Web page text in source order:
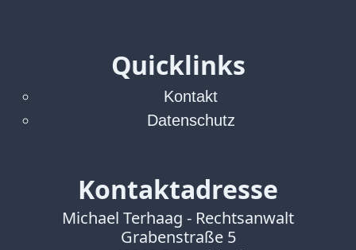
Quicklinks
Kontakt
Datenschutz
Kontaktadresse
Michael Terhaag - Rechtsanwalt
Grabenstraße 5